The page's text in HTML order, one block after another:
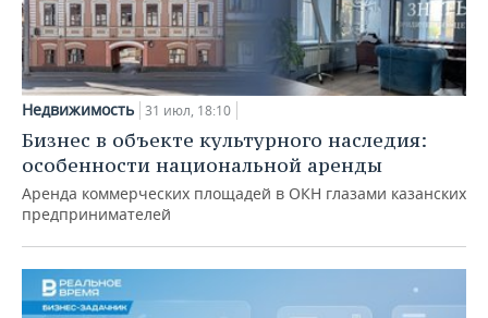
Недвижимость 31 июл, 18:10
Бизнес в объекте культурного наследия:
особенности национальной аренды
Аренда коммерческих площадей в ОКН глазами казанских
предпринимателей